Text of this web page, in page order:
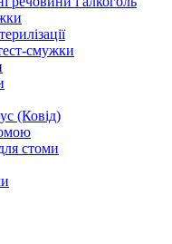
смужки
(Ковід)
стоми